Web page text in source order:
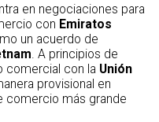
en negociaciones para
con Emiratos
un acuerdo de
. A principios de
comercial con la Unión
provisional en
comercio más grande